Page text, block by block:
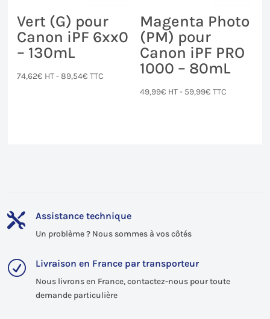
Vert (G) pour
Canon iPF 6xx0
– 130mL
74,62€ HT -89,54€ TTC
Magenta Photo
(PM) pour
Canon iPF PRO
1000 – 80mL
49,99€ HT - 59,99€ TTC
 Assistance technique
Un problème ? Nous sommes à vos côtés
R Livraison en France par transporteur
Nous livrons en France, contactez-nous pour toute
demande particulière